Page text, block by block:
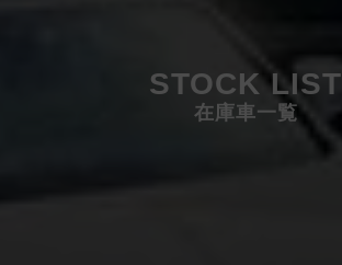
STOCK LIST
在庫車一覧